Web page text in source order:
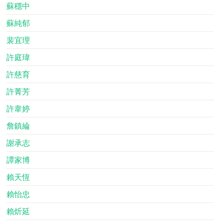
蘇穩中
蘇純郁
裴宜理
許庭瑋
許慈育
許菁芳
許韋婷
詹鎮綸
謝承志
譚家博
賴天恆
賴怡忠
賴炘延